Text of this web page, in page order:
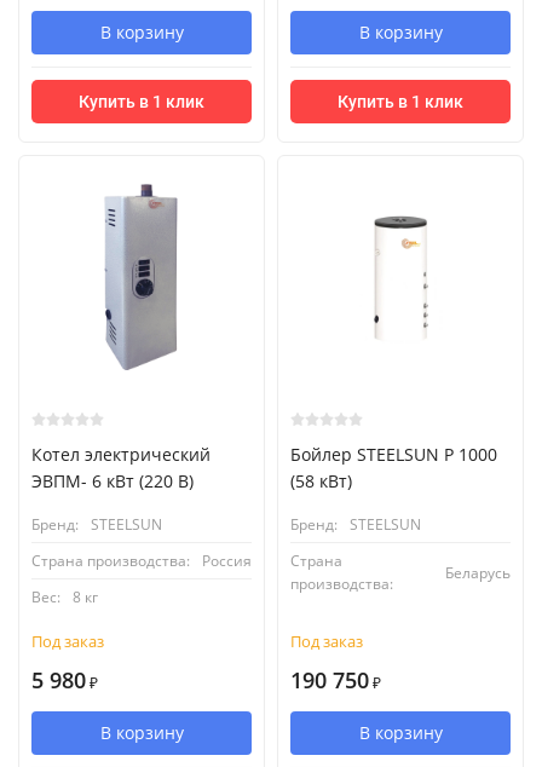
В корзину
Купить в 1 клик
В корзину
Купить в 1 клик
Котел электрический
ЭВПМ- 6 кВт (220 В)
Бренд:
STEELSUN
Страна производства:
Россия
Вес:
8 кг
Под заказ
5 980 ₽
В корзину
Бойлер STEELSUN P 1000
(58 кВт)
Бренд:
STEELSUN
Страна
производства:
Беларусь
Под заказ
190 750 ₽
В корзину